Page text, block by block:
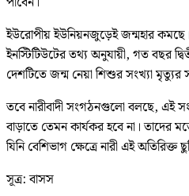
ইউরোপীয় ইউনিয়নজুড়েই জন্মহার কমছে।
ইনস্টিটিউটের তথ্য অনুযায়ী, গত বছর
দেশটিতে জন্ম নেয়া শিশুর সংখ্যা মৃত্যুর
তবে নারীবাদী সংগঠনগুলো বলছে, এই
বাড়াতে তেমন কার্যকর হবে না।
যিনি বেশিভাগ ক্ষেত্রে নারী এই অতিরিক্ত
সূত্র: বাসস